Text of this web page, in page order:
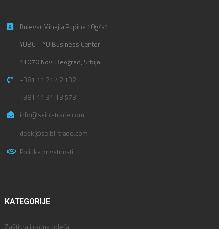
Bulevar Mihajla Pupina 10g/s1
YUBC – YU Business Center
11070 Novi Beograd, Srbija
+381 11 21 42 132
+381 11 31 13 573
info@seibl-trade.com
desk@seibl-trade.com
Politika privatnosti
KATEGORIJE
Zaštitna i radna odeća